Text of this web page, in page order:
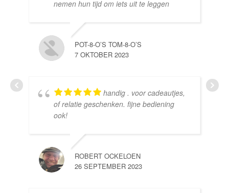
nemen hun tijd om iets uit te leggen
POT-8-O’S TOM-8-O’S
7 OKTOBER 2023
handig . voor cadeautjes,
of relatie geschenken. fijne bediening
ook!
ROBERT OCKELOEN
26 SEPTEMBER 2023